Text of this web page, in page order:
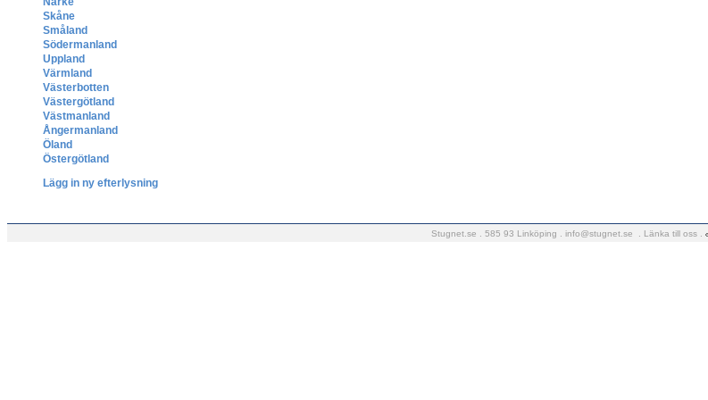
Skåne
Småland
Södermanland
Uppland
Värmland
Västerbotten
Västergötland
Västmanland
Ångermanland
Öland
Östergötland
Lägg in ny efterlysning
Stugnet.se . 585 93 Linköping . info@stugnet.se Länka till oss